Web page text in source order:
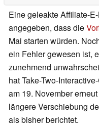
Eine geleakte Affiliate-
angegeben, dass die
Mai starten würden.
ein Fehler gewesen ist,
zunehmend
hat Take-Two-
am 19. November
längere Verschiebung
als bisher berichtet.